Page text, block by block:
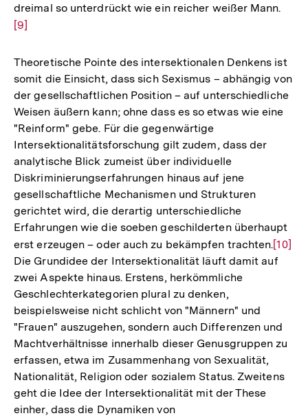
dreimal so unterdrückt wie ein reicher weißer Mann.
[9]
Theoretische Pointe des intersektionalen Denkens ist
somit die Einsicht, dass sich Sexismus – abhängig von
der gesellschaftlichen Position – auf unterschiedliche
Weisen äußern kann; ohne dass es so etwas wie eine
"Reinform" gebe. Für die gegenwärtige
Intersektionalitätsforschung gilt zudem, dass der
analytische Blick zumeist über individuelle
Diskriminierungserfahrungen hinaus auf jene
gesellschaftliche Mechanismen und Strukturen
gerichtet wird, die derartig unterschiedliche
Erfahrungen wie die soeben geschilderten überhaupt
erst erzeugen – oder auch zu bekämpfen trachten.Zur
[10]
Die Grundidee der Intersektionalität läuft damit auf
zwei Aspekte hinaus. Erstens, herkömmliche
Geschlechterkategorien plural zu denken,
beispielsweise nicht schlicht von "Männern" und
"Frauen" auszugehen, sondern auch Differenzen und
Machtverhältnisse innerhalb dieser Genusgruppen zu
erfassen, etwa im Zusammenhang von Sexualität,
Nationalität, Religion oder sozialem Status. Zweitens
geht die Idee der Intersektionalität mit der These
einher, dass die Dynamiken von